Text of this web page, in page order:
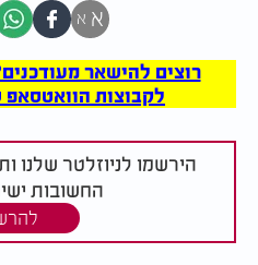
א א
רוצים להישאר
לקבוצות הוואטסאפ של
הירשמו לניוזלטר
החשובות